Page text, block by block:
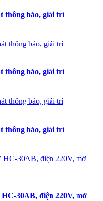
thông báo, giải trí
thông báo, giải trí
thông báo, giải trí
30AB, điện 220V, mở